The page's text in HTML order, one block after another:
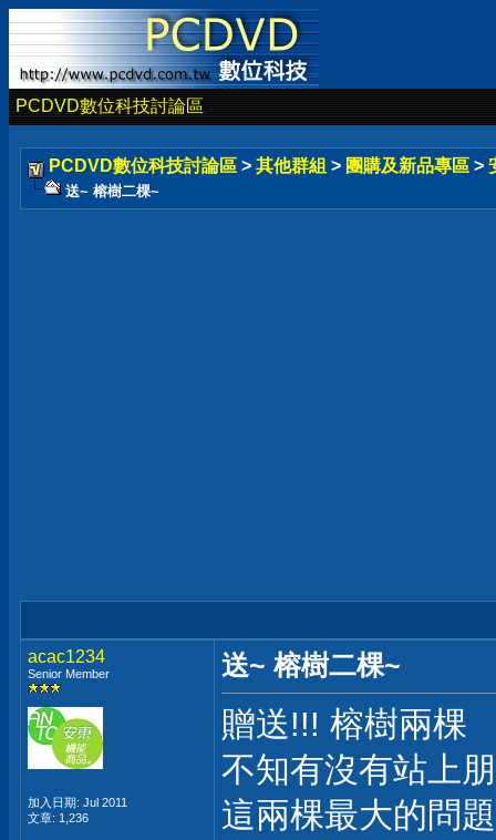
PCDVD數位科技討論區
PCDVD數位科技討論區 > 其他群組 > 團購及新品專區 >
送~ 榕樹二棵~
acac1234
Senior Member
加入日期: Jul 2011
文章: 1,236
送~ 榕樹二棵~
贈送!!! 榕樹兩棵
不知有沒有站上
這兩棵最大的問